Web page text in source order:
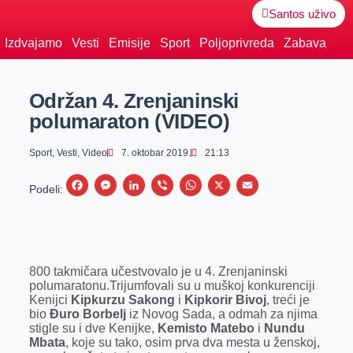
Santos uživo
Izdvajamo Vesti Emisije Sport Poljoprivreda Zabava
Održan 4. Zrenjaninski
polumaraton (VIDEO)
Sport, Vesti, Video 7. oktobar 2019. 21:13
Podeli:
F
b
o
o
k
M
e
n
g
e
L
e
d
I
n
V
r
W
s
A
p
p
X
E
l
800 takmičara učestvovalo je u 4. Zrenjaninski
polumaratonu.Trijumfovali su u muškoj konkurenciji
Kenijci Kipkurzu Sakong i Kipkorir Bivoj, treći je
bio Đuro Borbelj iz Novog Sada, a odmah za njima
stigle su i dve Kenijke, Kemisto Matebo i Nundu
Mbata, koje su tako, osim prva dva mesta u ženskoj,